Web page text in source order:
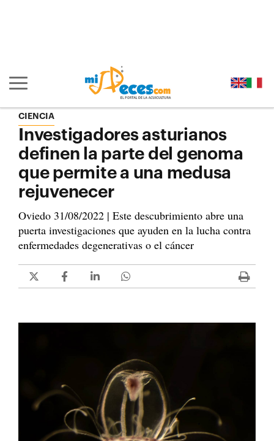
Mostrar/ocultar navegación principal
CIENCIA
Investigadores asturianos
definen la parte del genoma
que permite a una medusa
rejuvenecer
Oviedo 31/08/2022 | Este descubrimiento abre una
puerta investigaciones que ayuden en la lucha contra
enfermedades degenerativas o el cáncer